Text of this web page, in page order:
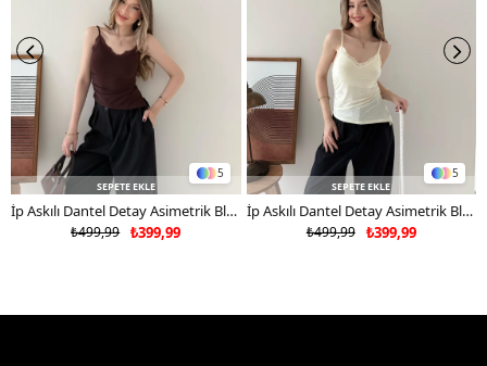
5
SEPETE EKLE
İp Askılı Dantel Detay Asimetrik Bluz Kahverengi 2181
₺399,99
₺499,99
5
SEPETE EKLE
İp Askılı Dantel Detay Asimetrik Bluz Sarı 2181
₺399,99
₺499,99